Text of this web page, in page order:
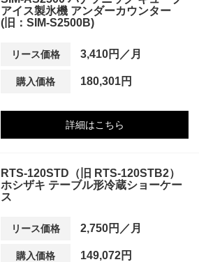
アイス製氷機 アンダーカウンター
(旧：SIM-S2500B)
リース価格 3,410円／月
購入価格 180,301円
詳細はこちら
RTS-120STD（旧 RTS-120STB2）
ホシザキ テーブル形冷蔵ショーケー
ス
リース価格 2,750円／月
購入価格 149,072円